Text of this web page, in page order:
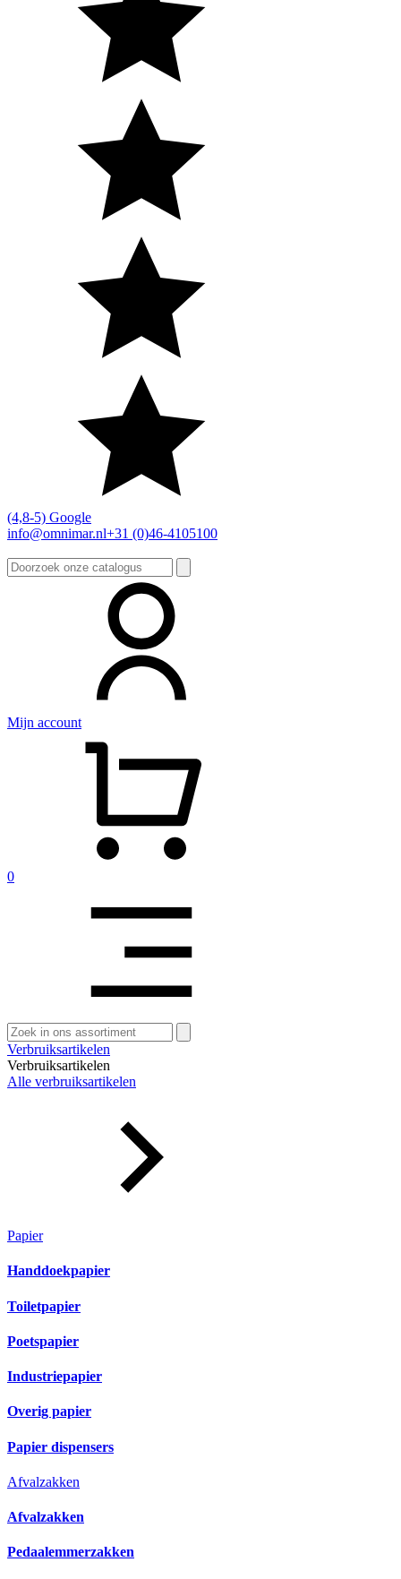
(4,8-5) Google
info@omnimar.nl+31 (0)46-4105100
Zoeken
naar:
Mijn account
0
Zoeken
naar:
Verbruiksartikelen
Verbruiksartikelen
Alle verbruiksartikelen
Papier
Handdoekpapier
Toiletpapier
Poetspapier
Industriepapier
Overig papier
Papier dispensers
Afvalzakken
Afvalzakken
Pedaalemmerzakken